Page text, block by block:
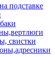
подставке
свистки